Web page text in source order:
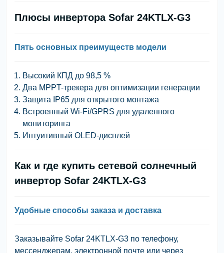
Плюсы инвертора Sofar 24KTLX-G3
Пять основных преимуществ модели
Высокий КПД до 98,5 %
Два MPPT-трекера для оптимизации генерации
Защита IP65 для открытого монтажа
Встроенный Wi-Fi/GPRS для удаленного
мониторинга
Интуитивный OLED-дисплей
Как и где купить сетевой солнечный
инвертор Sofar 24KTLX-G3
Удобные способы заказа и доставка
Заказывайте Sofar 24KTLX-G3 по телефону,
мессенджерам, электронной почте или через